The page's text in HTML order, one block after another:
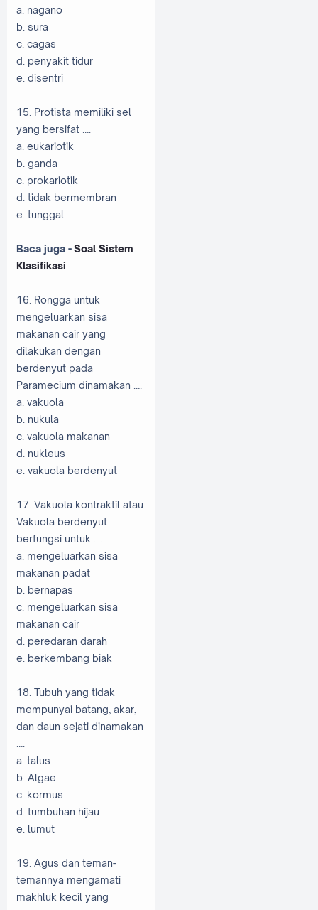
a. nagano
b. sura
c. cagas
d. penyakit tidur
e. disentri
15. Protista memiliki sel
yang bersifat ….
a. eukariotik
b. ganda
c. prokariotik
d. tidak bermembran
e. tunggal
Baca juga -Soal Sistem
Klasifikasi
16. Rongga untuk
mengeluarkan sisa
makanan cair yang
dilakukan dengan
berdenyut pada
Paramecium dinamakan ….
a. vakuola
b. nukula
c. vakuola makanan
d. nukleus
e. vakuola berdenyut
17. Vakuola kontraktil atau
Vakuola berdenyut
berfungsi untuk ….
a. mengeluarkan sisa
makanan padat
b. bernapas
c. mengeluarkan sisa
makanan cair
d. peredaran darah
e. berkembang biak
18. Tubuh yang tidak
mempunyai batang, akar,
dan daun sejati dinamakan
a. talus
b. Algae
c. kormus
d. tumbuhan hijau
e. lumut
19. Agus dan teman-
temannya mengamati
makhluk kecil yang